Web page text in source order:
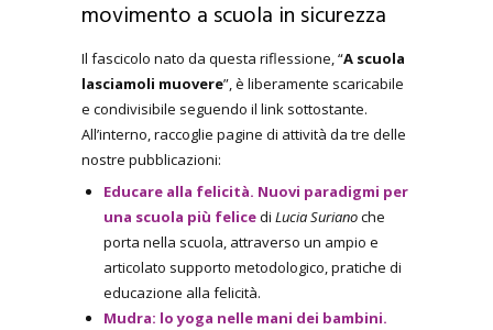
movimento a scuola in sicurezza
Il fascicolo nato da questa riflessione, “A scuola
lasciamoli muovere”, è liberamente scaricabile
e condivisibile seguendo il link sottostante.
All’interno, raccoglie pagine di attività da tre delle
nostre pubblicazioni:
Educare alla felicità. Nuovi paradigmi per
una scuola più felicedi Lucia Surianoche
porta nella scuola, attraverso un ampio e
articolato supporto metodologico, pratiche di
educazione alla felicità.
Mudra: lo yoga nelle mani dei bambini.